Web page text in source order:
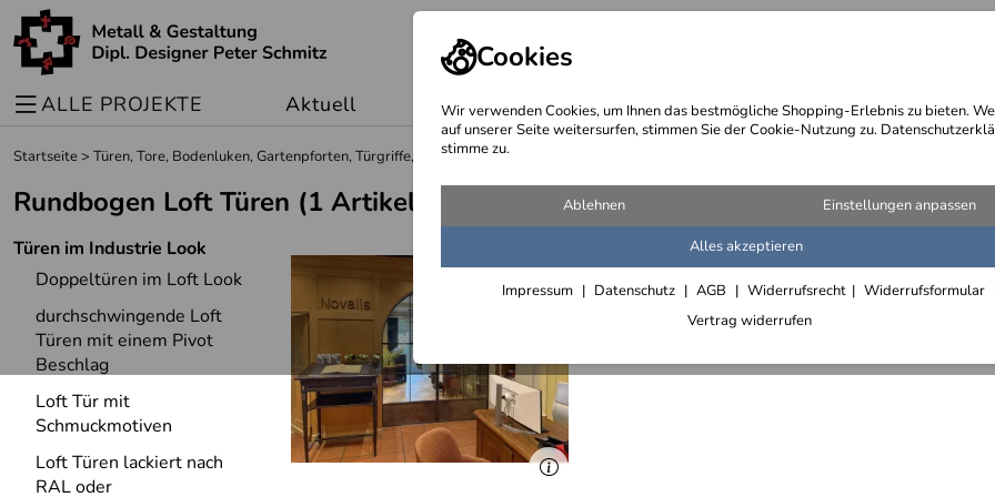
Cookies
Wir verwenden Cookies, um Ihnen das bestmögliche Shopping-Erlebnis zu bieten.
auf unserer Seite weitersurfen, stimmen Sie der Cookie-Nutzung zu.
stimme zu.
Ablehnen Einstellungen anpassen
Alles akzeptieren
Impressum Datenschutz AGB Widerrufsrecht
Widerrufsformular
Vertrag widerrufen
ALLE PROJEKTE Aktuell Sonderangebote Wegebeschreibung @
Startseite> Türen, Tore, Bodenluken, Gartenpforten, Türgriffe, Fenster und Fensterläden
Rundbogen Loft Türen (1 Artikel)
Türen im Industrie Look
Doppeltüren im Loft Look
durchschwingende Loft
Türen mit einem Pivot
Beschlag
Loft Tür mit
Schmuckmotiven
Loft Türen lackiert nach
RAL oder